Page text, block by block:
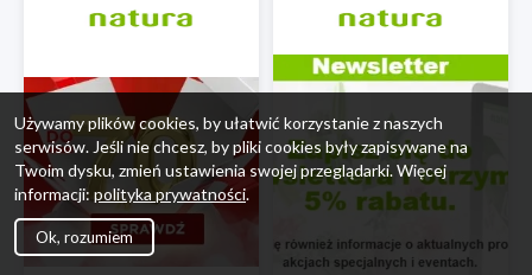
Używamy plików cookies, by ułatwić korzystanie z naszych
serwisów. Jeśli nie chcesz, by pliki cookies były zapisywane na
Twoim dysku, zmień ustawienia swojej przeglądarki. Więcej
informacji: polityka prywatności.
Ok, rozumiem